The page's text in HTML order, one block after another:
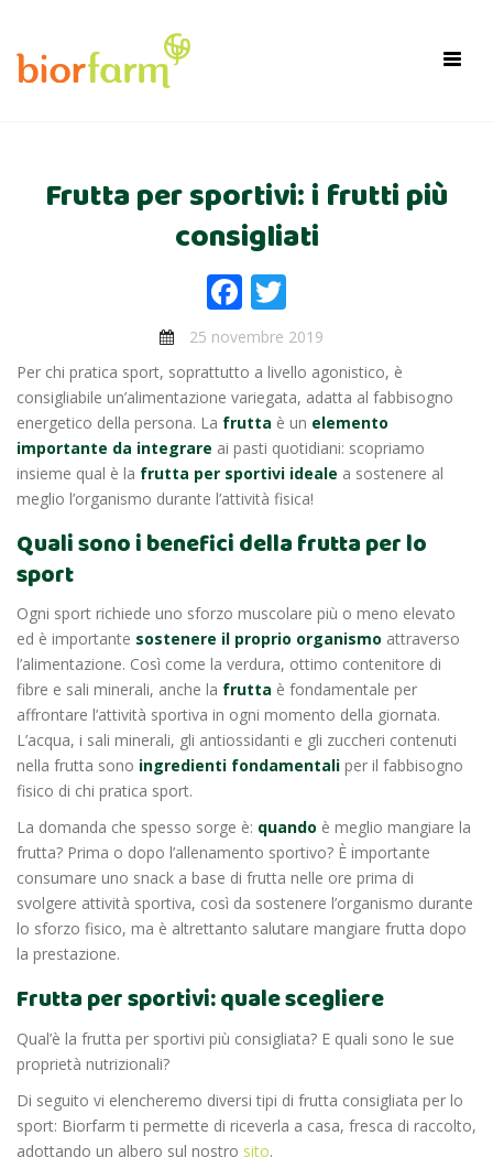
Frutta per sportivi: i frutti più
consigliati
Facebook
25 novembre 2019
Per chi pratica sport, soprattutto a livello agonistico, è
consigliabile un’alimentazione variegata, adatta al fabbisogno
energetico della persona. La frutta è un elemento
importante da integrare ai pasti quotidiani: scopriamo
insieme qual è la frutta per sportivi ideale a sostenere al
meglio l’organismo durante l’attività fisica!
Quali sono i benefici della frutta per lo
sport
Ogni sport richiede uno sforzo muscolare più o meno elevato
ed è importante sostenere il proprio organismo attraverso
l’alimentazione. Così come la verdura, ottimo contenitore di
fibre e sali minerali, anche la frutta è fondamentale per
affrontare l’attività sportiva in ogni momento della giornata.
L’acqua, i sali minerali, gli antiossidanti e gli zuccheri contenuti
nella frutta sono ingredienti fondamentali per il fabbisogno
fisico di chi pratica sport.
La domanda che spesso sorge è: quando è meglio mangiare la
frutta? Prima o dopo l’allenamento sportivo? È importante
consumare uno snack a base di frutta nelle ore prima di
svolgere attività sportiva, così da sostenere l’organismo durante
lo sforzo fisico, ma è altrettanto salutare mangiare frutta dopo
la prestazione.
Frutta per sportivi: quale scegliere
Qual’è la frutta per sportivi più consigliata? E quali sono le sue
proprietà nutrizionali?
Di seguito vi elencheremo diversi tipi di frutta consigliata per lo
sport: Biorfarm ti permette di riceverla a casa, fresca di raccolto,
adottando un albero sul nostro sito.